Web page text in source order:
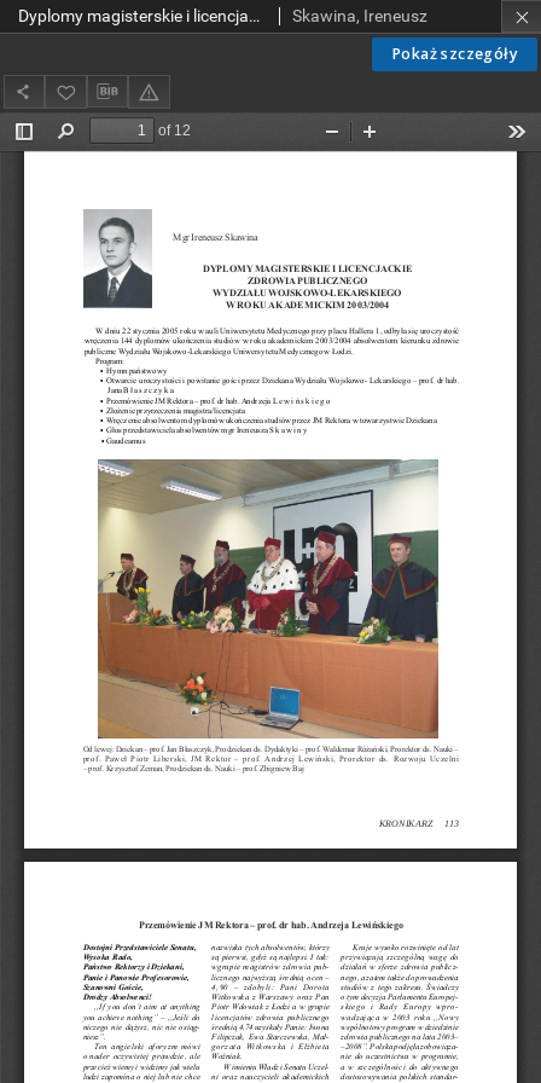
Pokaż szczegóły
Dyplomy magisterskie i licencjackie zdrowia publicznego Wydziału Wojskowo-Lekarskiego w roku akademickim 2003/2004 Skawina, Ireneusz